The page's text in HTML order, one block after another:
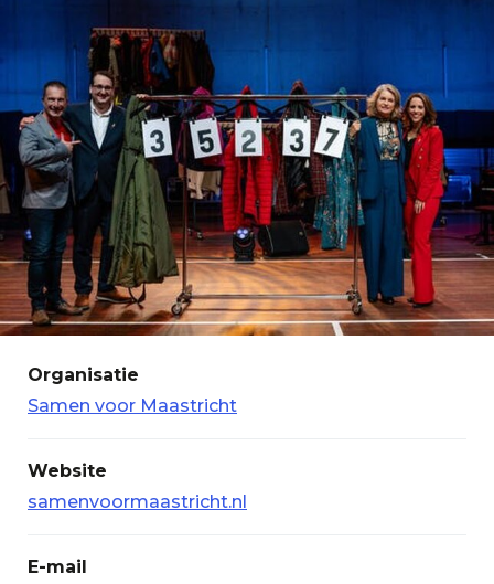
Organisatie
Samen voor Maastricht
Website
samenvoormaastricht.nl
E-mail